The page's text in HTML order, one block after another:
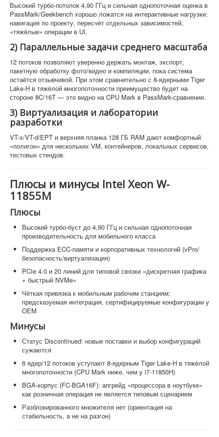
Высокий турбо-потолок 4,90 ГГц и сильная однопоточная оценка в
PassMark/Geekbench хорошо ложатся на интерактивные нагрузки:
навигация по проекту, пересчёт отдельных зависимостей,
«тяжёлые» операции в UI.
2) Параллельные задачи среднего масштаба
12 потоков позволяют уверенно держать монтаж, экспорт,
пакетную обработку фото/видео и компиляции, пока система
остаётся отзывчивой. При этом сравнительно с 8-ядерными Tiger
Lake-H в тяжёлой многопоточности преимущество будет на
стороне 8C/16T — это видно на CPU Mark в PassMark-сравнении.
3) Виртуализация и лаборатории
разработки
VT-x/VT-d/EPT и верхняя планка 128 ГБ RAM дают комфортный
«полигон» для нескольких VM, контейнеров, локальных сервисов,
тестовых стендов.
Плюсы и минусы Intel Xeon W-
11855M
Плюсы
Высокий турбо-буст до 4,90 ГГц и сильная однопоточная
производительность для мобильного класса
Поддержка ECC-памяти и корпоративных технологий (vPro/
безопасность/виртуализация)
PCIe 4.0 и 20 линий для типовой связки «дискретная графика
+ быстрый NVMe»
Чёткая привязка к мобильным рабочим станциям:
предсказуемая интеграция, сертифицируемые конфигурации у
OEM
Минусы
Статус Discontinued: новые поставки и выбор конфигураций
сужаются
6 ядер/12 потоков уступают 8-ядерным Tiger Lake-H в тяжёлой
многопоточности (CPU Mark ниже, чем у i7-11850H)
BGA-корпус (FC-BGA16F): апгрейд «процессора в ноутбуке»
как розничная операция не является типовым сценарием
Разблокированного множителя нет (ориентация на
стабильность, а не на разгон)